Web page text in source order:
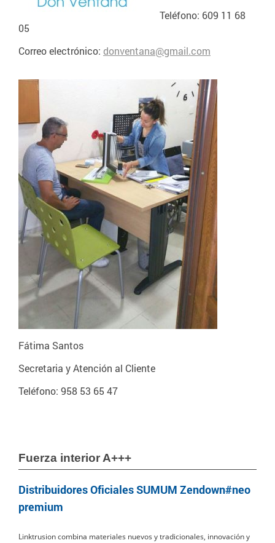
Teléfono: 609 11 68
05
Correo electrónico: donventana@gmail.com
Fátima Santos
Secretaria y Atención al Cliente
Teléfono: 958 53 65 47
Fuerza interior A+++
Distribuidores Oficiales SUMUM Zendown#neo
premium
Linktrusion combina materiales nuevos y tradicionales, innovación y